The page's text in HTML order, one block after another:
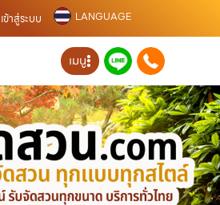
เข้าสู่ระบบ LANGUAGE
เมนู